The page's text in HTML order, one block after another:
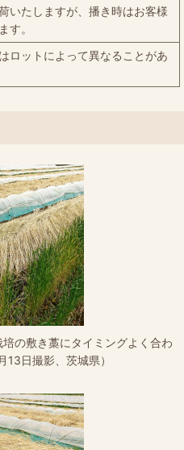
いたしますが、播き時はお客様
す。
ロットによって異なることがあ
の敷き藁にタイミングよく合わ
日撮影、茨城県）